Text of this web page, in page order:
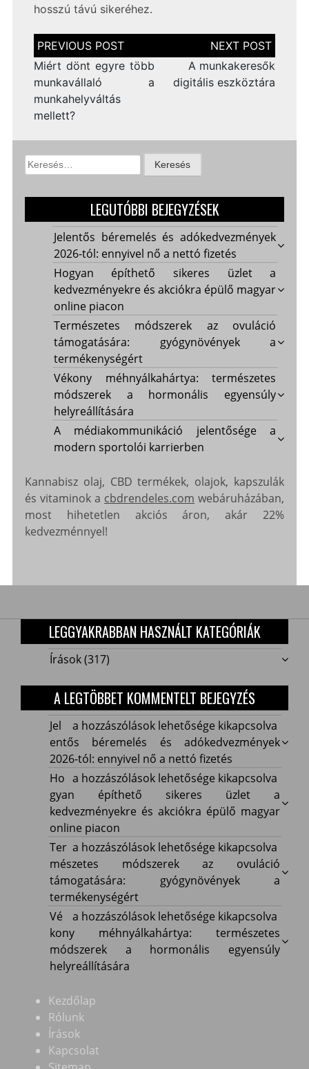
hosszú távú sikeréhez.
Bejegyzés
navigáció
Miért dönt egyre több
munkavállaló a
munkahelyváltás
mellett?
A munkakeresők
digitális eszköztára
Keresés:
LEGUTÓBBI BEJEGYZÉSEK
Jelentős béremelés és adókedvezmények
2026-tól: ennyivel nő a nettó fizetés
Hogyan építhető sikeres üzlet a
kedvezményekre és akciókra épülő magyar
online piacon
Természetes módszerek az ovuláció
támogatására: gyógynövények a
termékenységért
Vékony méhnyálkahártya: természetes
módszerek a hormonális egyensúly
helyreállítására
A médiakommunikáció jelentősége a
modern sportolói karrierben
Kannabisz olaj, CBD termékek, olajok, kapszulák
és vitaminok a cbdrendeles.com webáruházában,
most hihetetlen akciós áron, akár 22%
kedvezménnyel!
LEGGYAKRABBAN HASZNÁLT KATEGÓRIÁK
Írások(317)
A LEGTÖBBET KOMMENTELT BEJEGYZÉS
Jelentős
béremelés
és
adókedvezmények
2026-
tól:
ennyivel
nő
nettó
fizetés
bejegyzéshez
a hozzászólások lehetősége kikapcsolva
Jel
entős béremelés és adókedvezmények
2026-tól: ennyivel nő a nettó fizetés
Hogyan
építhető
sikeres
üzlet
a
kedvezményekre
és
akciókra
épülő
online
piacon
a hozzászólások lehetősége kikapcsolva
Ho
gyan építhető sikeres üzlet a
kedvezményekre és akciókra épülő magyar
online piacon
Természetes
módszerek
az
ovuláció
támogatására:
gyógynövények
a
termékenységért
a hozzászólások lehetősége kikapcsolva
Ter
mészetes módszerek az ovuláció
támogatására: gyógynövények a
termékenységért
Vékony
méhnyálkahártya:
természetes
módszerek
hormonális
egyensúly
helyreállítására
bejegyzéshez
a hozzászólások lehetősége kikapcsolva
Vé
kony méhnyálkahártya: természetes
módszerek a hormonális egyensúly
helyreállítására
Kezdőlap
Rólunk
Írások
Kapcsolat